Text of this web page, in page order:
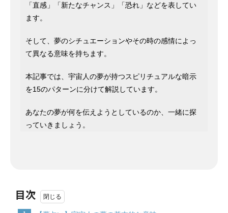
「直感」「新たなチャンス」「恐れ」などを表してい
ます。
そして、夢のシチュエーションやその時の感情によっ
て異なる意味を持ちます。
本記事では、宇宙人の夢が持つスピリチュアルな暗示
を15のパターンに分けて解説しています。
あなたの夢が何を伝えようとしているのか、一緒に探
っていきましょう。
目次